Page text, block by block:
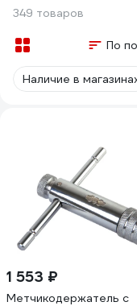
349 товаров
По
Наличие в
1 553 ₽
Метчикодержатель с